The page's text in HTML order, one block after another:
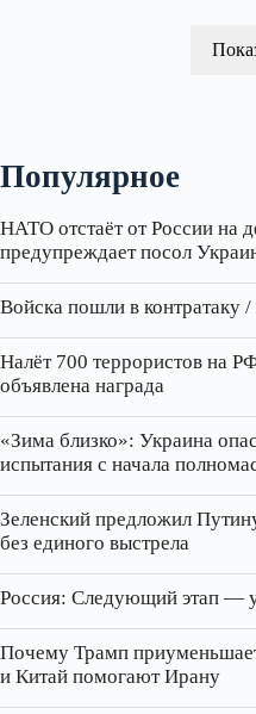
Популярное
НАТО отстаёт от России на
предупреждает посол
Войска пошли в контратаку
Налёт 700 террористов на
объявлена награда
«Зима близко»: Украина
испытания с начала
Зеленский предложил
без единого выстрела
Россия: Следующий этап —
Почему Трамп
и Китай помогают Ирану